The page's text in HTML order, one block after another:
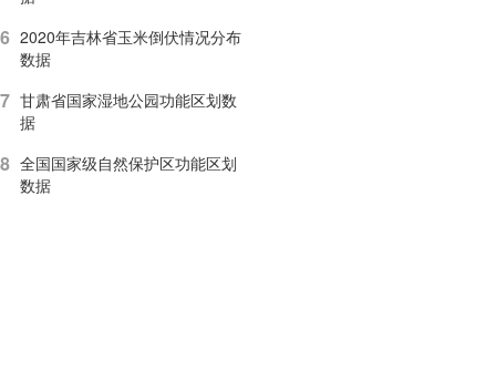
6 2020年吉林省玉米倒伏情况分布
数据
7 甘肃省国家湿地公园功能区划数
据
8 全国国家级自然保护区功能区划
数据